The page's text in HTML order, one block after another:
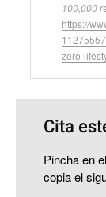
100,000
https://
zero-
Cita
Pincha en
copia el